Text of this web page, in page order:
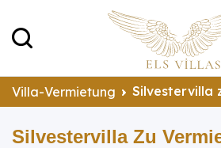
Villa-Vermietung Silvestervilla
Silvestervilla Zu